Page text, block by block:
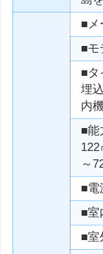
■メ
■モ
■タ
埋
内
■能
～
■電
■室
■室